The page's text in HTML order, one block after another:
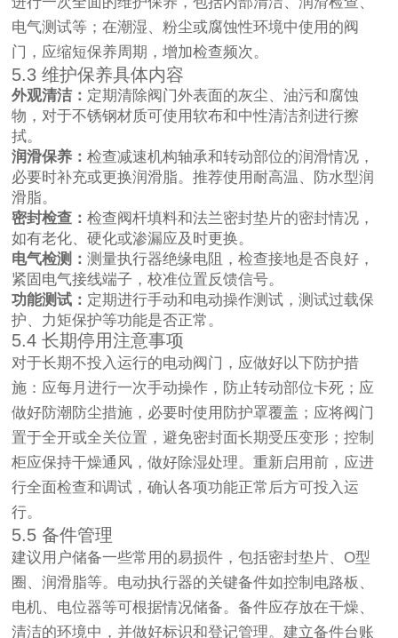
电气测试等；在潮湿、粉尘或腐蚀性环境中使用的阀
门，应缩短保养周期，增加检查频次。
5.3 维护保养具体内容
外观清洁： 定期清除阀门外表面的灰尘、油污和腐蚀
物，对于不锈钢材质可使用软布和中性清洁剂进行擦
拭。
润滑保养：检查减速机构轴承和转动部位的润滑情况，
必要时补充或更换润滑脂。推荐使用耐高温、防水型润
滑脂。
密封检查：检查阀杆填料和法兰密封垫片的密封情况，
如有老化、硬化或渗漏应及时更换。
电气检测：测量执行器绝缘电阻，检查接地是否良好，
紧固电气接线端子，校准位置反馈信号。
功能测试： 定期进行手动和电动操作测试，测试过载保
护、力矩保护等功能是否正常。
5.4 长期停用注意事项
对于长期不投入运行的电动阀门，应做好以下防护措
施：应每月进行一次手动操作，防止转动部位卡死；应
做好防潮防尘措施，必要时使用防护罩覆盖；应将阀门
置于全开或全关位置，避免密封面长期受压变形；控制
柜应保持干燥通风，做好除湿处理。重新启用前，应进
行全面检查和调试，确认各项功能正常后方可投入运
行。
5.5 备件管理
建议用户储备一些常用的易损件，包括密封垫片、O型
圈、润滑脂等。电动执行器的关键备件如控制电路板、
电机、电位器等可根据情况储备。备件应存放在干燥、
清洁的环境中，并做好标识和登记管理。建立备件台账